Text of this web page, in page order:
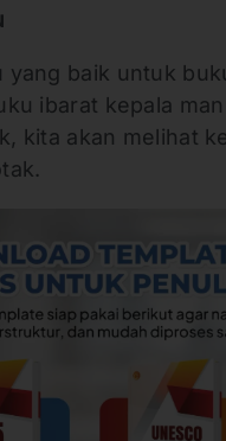
yang baik untuk
ibarat kepala
kita akan melihat